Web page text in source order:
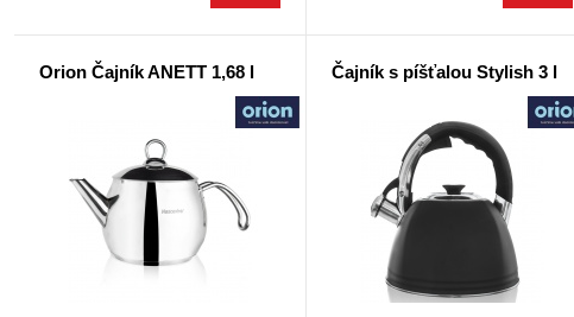
Orion Čajník ANETT 1,68 l Čajník s píšťalou Stylish 3 l